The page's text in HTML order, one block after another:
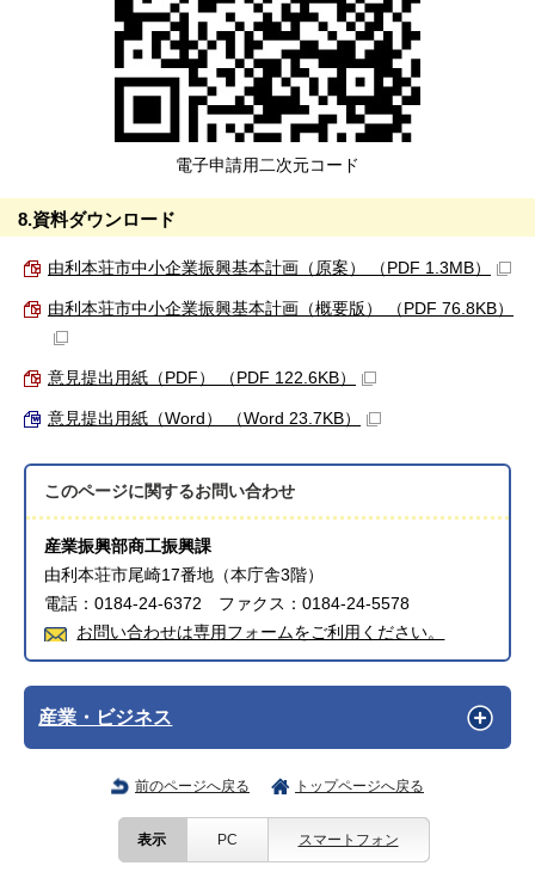
電子申請用二次元コード
8.資料ダウンロード
由利本荘市中小企業振興基本計画（原案） （PDF 1.3MB）
由利本荘市中小企業振興基本計画（概要版） （PDF 76.8KB）
意見提出用紙（PDF） （PDF 122.6KB）
意見提出用紙（Word） （Word 23.7KB）
このページに関するお問い合わせ
産業振興部商工振興課
由利本荘市尾崎17番地（本庁舎3階）
電話：0184-24-6372 ファクス：0184-24-5578
お問い合わせは専用フォームをご利用ください。
産業・ビジネス
前のページへ戻る トップページへ戻る
表示 PC スマートフォン